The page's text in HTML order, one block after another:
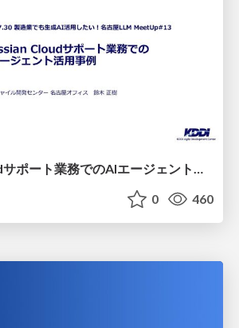
Atlassian Cloudサポート業務でのAIエージェント活用事例
0 460